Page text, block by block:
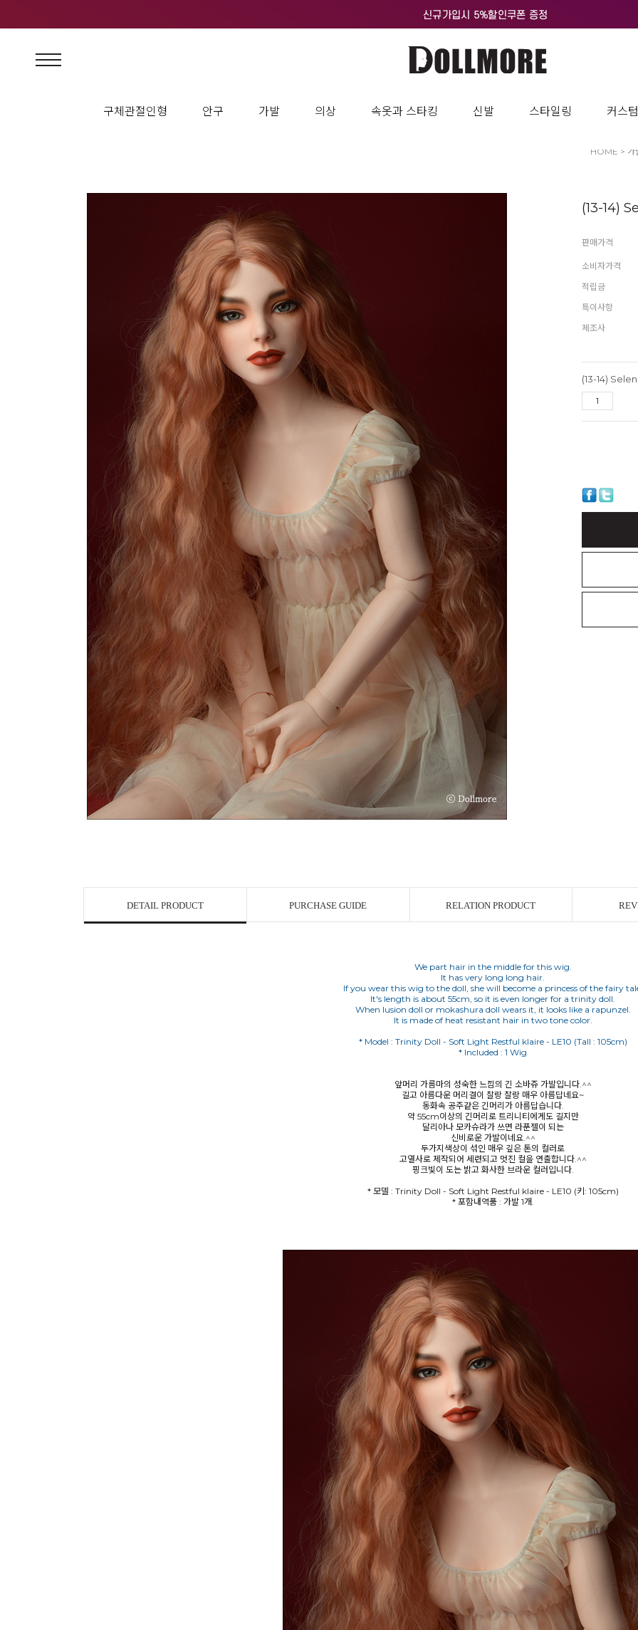
구체관절인형 안구 가발 의상 속옷과 스타킹 신발 스타일링 커스텀
HOME > 가
(13-14)
판매가격
소비자가격
적립금
특이사항
제조사
(13-14)
DETAIL PRODUCT PURCHASE GUIDE RELATION PRODUCT
We part hair in the middle for this wig.
It has very long long hair.
If you wear this wig to the doll, she will become a princess of the fairy
It's length is about 55cm, so it is even longer for a trinity doll.
When lusion doll or mokashura doll wears it, it looks like a rapunzel.
It is made of heat resistant hair in two tone color.
* Model : Trinity Doll - Soft Light Restful klaire - LE10 (Tall : 105cm)
* Included : 1 Wig
앞머리 가름마의 성숙한 느낌의 긴 소바쥬 가발입니다.^^
길고 아름다운 머리결이 찰랑 찰랑 매우 아름답네요~
동화속 공주같은 긴머리가 아름답습니다.
약 55cm이상의 긴머리로 트리니티에게도 길지만
달리아나 모카슈라가 쓰면 라푼젤이 되는
신비로운 가발이네요.^^
두가지색상이 섞인 매우 깊은 톤의 컬러로
고열사로 제작되어 세련되고 멋진 컬을 연출합니다.^^
핑크빛이 도는 밝고 화사한 브라운 컬러입니다.
* 모델 : Trinity Doll - Soft Light Restful klaire - LE10 (키: 105cm)
* 포함내역품 : 가발 1개.